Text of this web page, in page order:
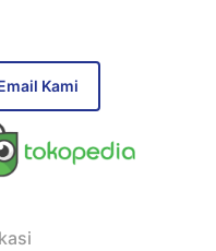
Kami